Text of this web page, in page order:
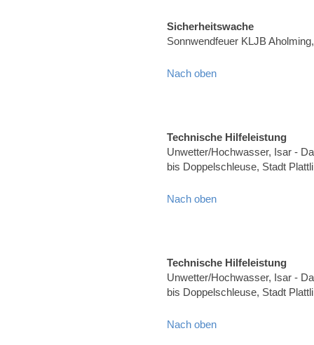
Sicherheitswache
Sonnwendfeuer KLJB
Nach oben
Technische Hilfeleistung
Unwetter/Hochwasser, Isar -
bis Doppelschleuse, Stadt
Nach oben
Technische Hilfeleistung
Unwetter/Hochwasser, Isar -
bis Doppelschleuse, Stadt
Nach oben